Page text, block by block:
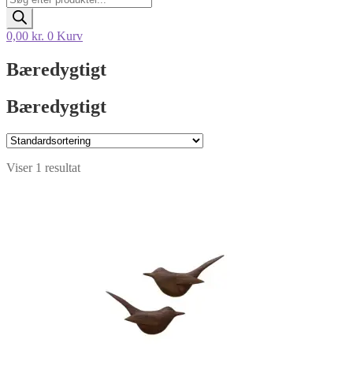
search
0,00 kr. 0 Kurv
Bæredygtigt
Bæredygtigt
Viser 1 resultat